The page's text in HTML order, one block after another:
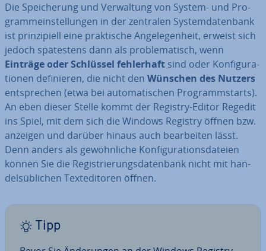
Die Spei­che­rung und Ver­wal­tung von System- und Pro­
gram­mein­stel­lun­gen in der zentralen Sys­tem­da­ten­bank
ist prin­zi­pi­ell eine prak­ti­sche An­ge­le­gen­heit, erweist sich
jedoch spä­tes­tens dann als pro­ble­ma­tisch, wenn
Einträge oder Schlüssel feh­ler­haft sind oder Kon­fi­gu­ra­
tio­nen de­fi­nie­ren, die nicht den Wünschen des Nutzers
ent­spre­chen (etwa bei au­to­ma­ti­schen Pro­gramm­starts).
An eben dieser Stelle kommt der Registry-Editor Regedit
ins Spiel, mit dem sich die Windows Registry öffnen bzw.
anzeigen und darüber hinaus auch be­ar­bei­ten lässt.
Denn anders als ge­wöhn­li­che Kon­fi­gu­ra­ti­ons­da­tei­en
können Sie die Re­gis­trie­rungs­da­ten­bank nicht mit han­
dels­üb­li­chen Text­edi­to­ren öffnen.
Tipp